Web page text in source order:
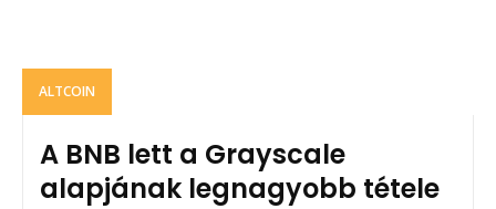
ALTCOIN
A BNB lett a Grayscale
alapjának legnagyobb tétele